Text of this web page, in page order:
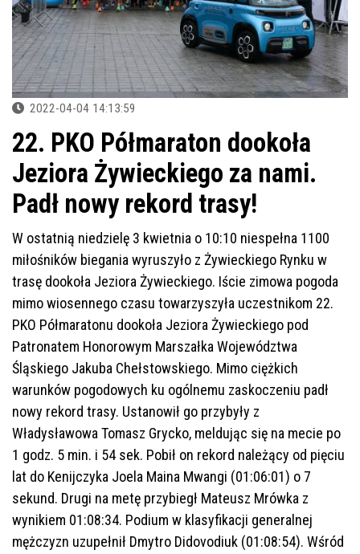
2022-04-04 14:13:59
22. PKO Półmaraton dookoła
Jeziora Żywieckiego za nami.
Padł nowy rekord trasy!
W ostatnią niedzielę 3 kwietnia o 10:10 niespełna 1100
miłośników biegania wyruszyło z Żywieckiego Rynku w
trasę dookoła Jeziora Żywieckiego. Iście zimowa pogoda
mimo wiosennego czasu towarzyszyła uczestnikom 22.
PKO Półmaratonu dookoła Jeziora Żywieckiego pod
Patronatem Honorowym Marszałka Województwa
Śląskiego Jakuba Chełstowskiego. Mimo ciężkich
warunków pogodowych ku ogólnemu zaskoczeniu padł
nowy rekord trasy. Ustanowił go przybyły z
Władysławowa Tomasz Grycko, meldując się na mecie po
1 godz. 5 min. i 54 sek. Pobił on rekord należący od pięciu
lat do Kenijczyka Joela Maina Mwangi (01:06:01) o 7
sekund. Drugi na metę przybiegł Mateusz Mrówka z
wynikiem 01:08:34. Podium w klasyfikacji generalnej
mężczyzn uzupełnił Dmytro Didovodiuk (01:08:54). Wśród